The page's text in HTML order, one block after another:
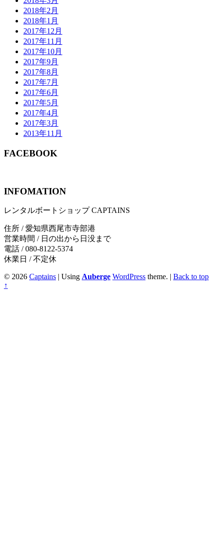
2018年2月
2018年1月
2017年12月
2017年11月
2017年10月
2017年9月
2017年8月
2017年7月
2017年6月
2017年5月
2017年4月
2017年3月
2013年11月
FACEBOOK
INFOMATION
レンタルボートショップ CAPTAINS
住所 / 愛知県西尾市寺部港
営業時間 / 日の出から日没まで
電話 / 080-8122-5374
休業日 / 不定休
© 2026 Captains | Using Auberge WordPress theme. | Back to top
↑